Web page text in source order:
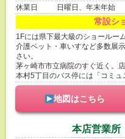
休業日
日曜日、年末年始
常設シ
1Fには県下最大級のショールーム
介護ベット・車いすなど多数展
さい。
茅ヶ崎市市立病院のすぐ近く。
本村5丁目のバス停には「コミュ
地図はこちら
本店営業所